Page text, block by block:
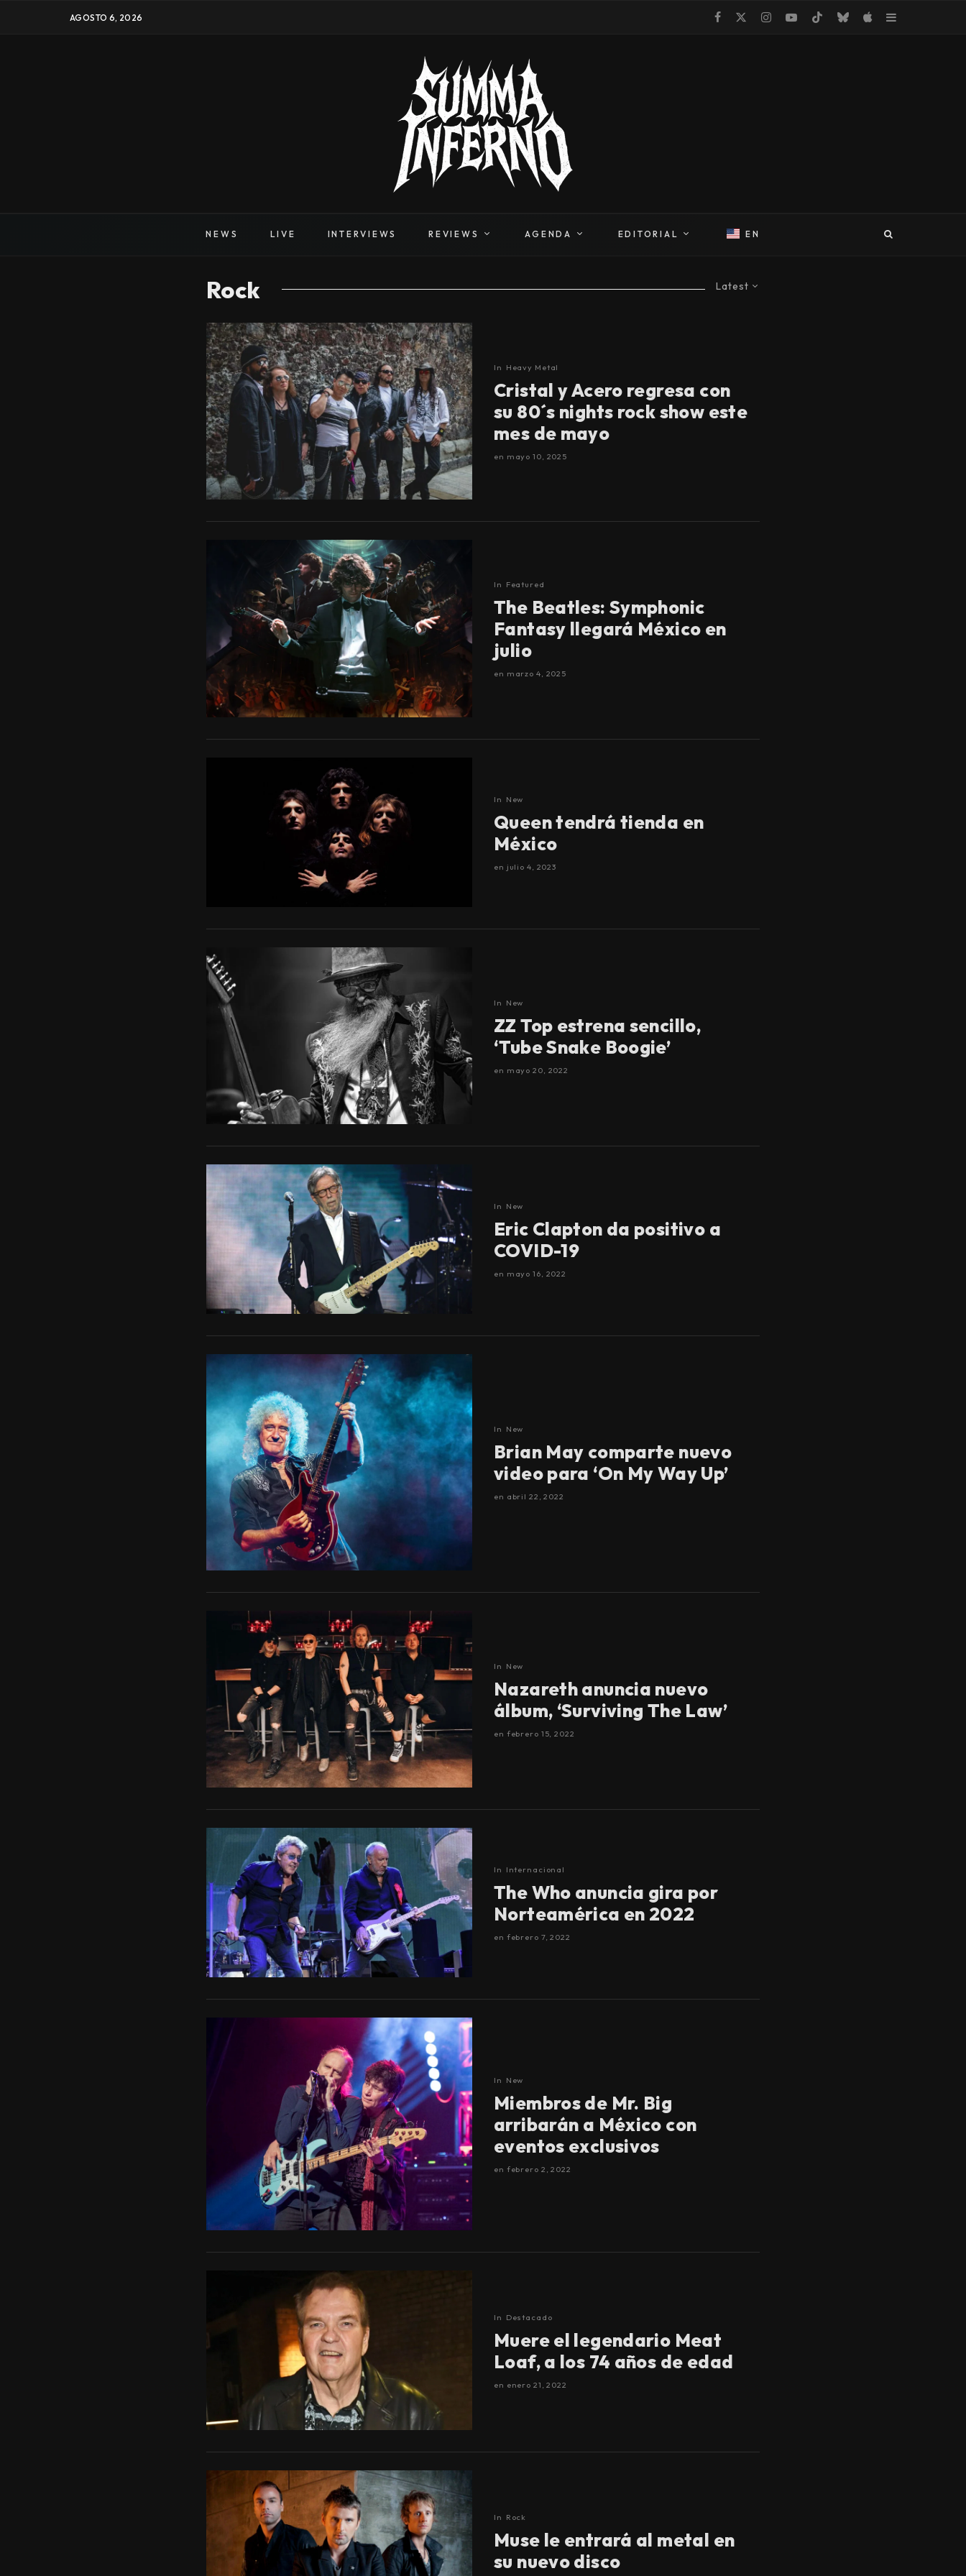
AGOSTO 6, 2026
NEWS LIVE INTERVIEWS REVIEWS AGENDA EDITORIAL EN
Latest
Rock
In Heavy Metal
Cristal y Acero regresa con
su 80´s nights rock show este
mes de mayo
en mayo 10, 2025
In Featured
The Beatles: Symphonic
Fantasy llegará México en
julio
en marzo 4, 2025
In New
Queen tendrá tienda en
México
en julio 4, 2023
In New
ZZ Top estrena sencillo,
‘Tube Snake Boogie’
en mayo 20, 2022
In New
Eric Clapton da positivo a
COVID-19
en mayo 16, 2022
In New
Brian May comparte nuevo
video para ‘On My Way Up’
en abril 22, 2022
In New
Nazareth anuncia nuevo
álbum, ‘Surviving The Law’
en febrero 15, 2022
In Internacional
The Who anuncia gira por
Norteamérica en 2022
en febrero 7, 2022
In New
Miembros de Mr. Big
arribarán a México con
eventos exclusivos
en febrero 2, 2022
In Destacado
Muere el legendario Meat
Loaf, a los 74 años de edad
en enero 21, 2022
In Rock
Muse le entrará al metal en
su nuevo disco